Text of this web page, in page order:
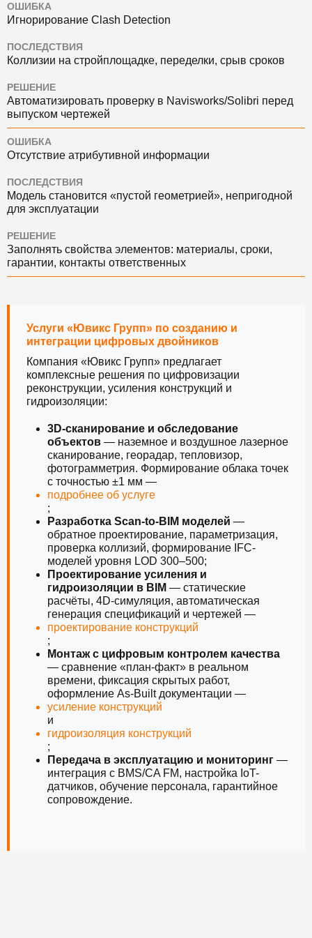
ОШИБКА
Игнорирование Clash Detection
ПОСЛЕДСТВИЯ
Коллизии на стройплощадке, переделки, срыв сроков
РЕШЕНИЕ
Автоматизировать проверку в Navisworks/Solibri перед
выпуском чертежей
ОШИБКА
Отсутствие атрибутивной информации
ПОСЛЕДСТВИЯ
Модель становится «пустой геометрией», непригодной
для эксплуатации
РЕШЕНИЕ
Заполнять свойства элементов: материалы, сроки,
гарантии, контакты ответственных
Услуги «Ювикс Групп» по созданию и
интеграции цифровых двойников
Компания «Ювикс Групп» предлагает
комплексные решения по цифровизации
реконструкции, усиления конструкций и
гидроизоляции:
3D-сканирование и обследование
объектов — наземное и воздушное лазерное
сканирование, георадар, тепловизор,
фотограмметрия. Формирование облака точек
с точностью ±1 мм —
подробнее об услуге
;
Разработка Scan-to-BIM моделей —
обратное проектирование, параметризация,
проверка коллизий, формирование IFC-
моделей уровня LOD 300–500;
Проектирование усиления и
гидроизоляции в BIM — статические
расчёты, 4D-симуляция, автоматическая
генерация спецификаций и чертежей —
проектирование конструкций
;
Монтаж с цифровым контролем качества
— сравнение «план-факт» в реальном
времени, фиксация скрытых работ,
оформление As-Built документации —
усиление конструкций
и
гидроизоляция конструкций
;
Передача в эксплуатацию и мониторинг —
интеграция с BMS/CA FM, настройка IoT-
датчиков, обучение персонала, гарантийное
сопровождение.